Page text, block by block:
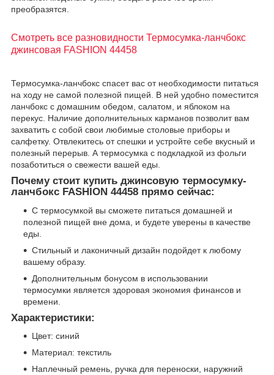
преобразятся.
Смотреть все разновидности Термосумка-ланчбокс
джинсовая FASHION 44458
Термосумка-ланчбокс спасет вас от необходимости питаться
на ходу не самой полезной пищей. В ней удобно поместится
ланчбокс с домашним обедом, салатом, и яблоком на
перекус. Наличие дополнительных карманов позволит вам
захватить с собой свои любимые столовые приборы и
салфетку. Отвлекитесь от спешки и устройте себе вкусный и
полезный перерыв. А термосумка с подкладкой из фольги
позаботиться о свежести вашей еды.
Почему стоит купить джинсовую термосумку-
ланчбокс FASHION 44458 прямо сейчас:
С термосумкой вы сможете питаться домашней и
полезной пищей вне дома, и будете уверены в качестве
еды.
Стильный и лаконичный дизайн подойдет к любому
вашему образу.
Дополнительным бонусом в использовании
термосумки является здоровая экономия финансов и
времени.
Характеристики:
Цвет: синий
Материал: текстиль
Наплечный ремень, ручка для переноски, наружний